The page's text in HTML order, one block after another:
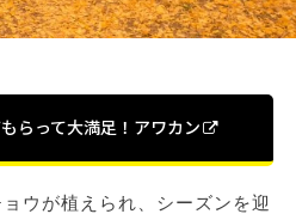
らって大満足！アワカン
ウが植えられ、シーズンを迎